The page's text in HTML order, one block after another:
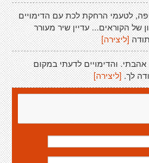
לטעמי הרחקת לכת עם הדימויים
של הקוראים... עדיין שיר מעורר
תודה[ליצירה]
והדימויים לדעתי במקום
לך. [ליצירה]